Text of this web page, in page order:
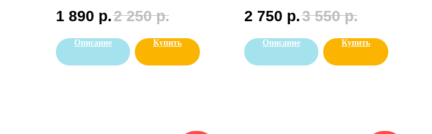
1 890 р.2 250 р.
Описание Купить
2 750 р.3 550 р.
Описание Купить